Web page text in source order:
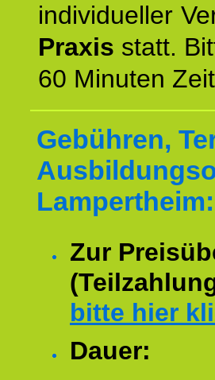
individueller
Praxis statt.
60 Minuten
Gebühren,
Lampertheim:
Zur
bitte hier
Dauer: